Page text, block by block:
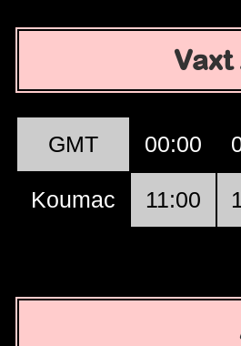
Vaxt
GMT 00:00
Koumac 11:00